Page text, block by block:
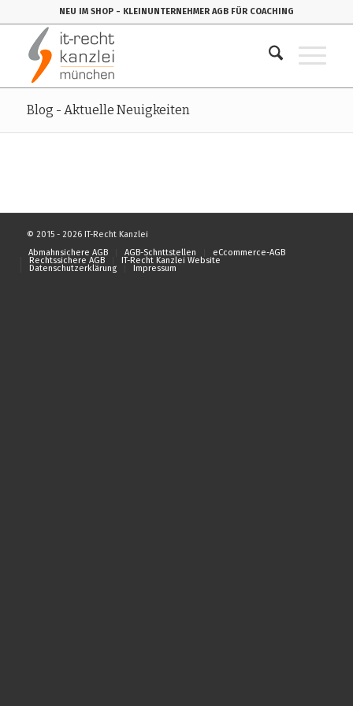
NEU IM SHOP - KLEINUNTERNEHMER AGB FÜR COACHING
Blog - Aktuelle Neuigkeiten
© 2015 - 2026 IT-Recht Kanzlei
Abmahnsichere AGB
AGB-Schnttstellen eCcommerce-AGB
Rechtssichere AGB IT-Recht Kanzlei Website
Datenschutzerklärung Impressum